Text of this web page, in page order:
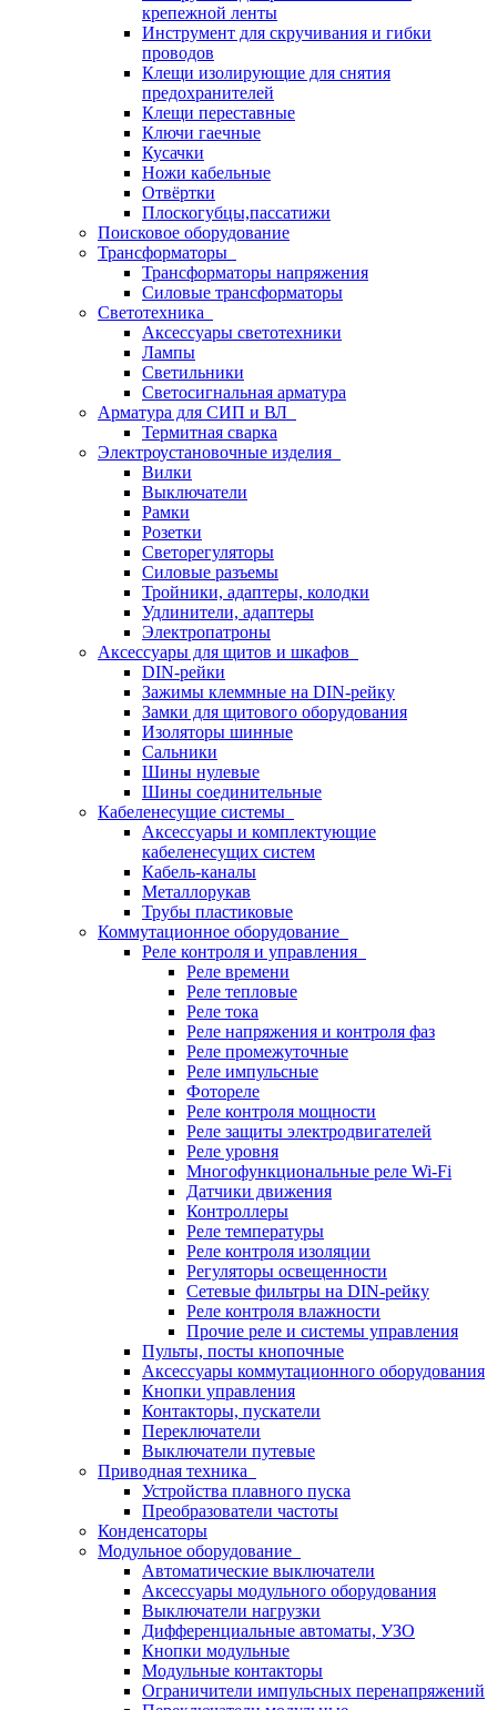
крепежной ленты
Инструмент для скручивания и гибки
проводов
Клещи изолирующие для снятия
предохранителей
Клещи переставные
Ключи гаечные
Кусачки
Ножи кабельные
Отвёртки
Плоскогубцы,пассатижи
Поисковое оборудование
Трансформаторы
Трансформаторы напряжения
Силовые трансформаторы
Светотехника
Аксессуары светотехники
Лампы
Светильники
Светосигнальная арматура
Арматура для СИП и ВЛ
Термитная сварка
Электроустановочные изделия
Вилки
Выключатели
Рамки
Розетки
Светорегуляторы
Силовые разъемы
Тройники, адаптеры, колодки
Удлинители, адаптеры
Электропатроны
Аксессуары для щитов и шкафов
DIN-рейки
Зажимы клеммные на DIN-рейку
Замки для щитового оборудования
Изоляторы шинные
Сальники
Шины нулевые
Шины соединительные
Кабеленесущие системы
Аксессуары и комплектующие
кабеленесущих систем
Кабель-каналы
Металлорукав
Трубы пластиковые
Коммутационное оборудование
Реле контроля и управления
Реле времени
Реле тепловые
Реле тока
Реле напряжения и контроля фаз
Реле промежуточные
Реле импульсные
Фотореле
Реле контроля мощности
Реле защиты электродвигателей
Реле уровня
Многофункциональные реле Wi-Fi
Датчики движения
Контроллеры
Реле температуры
Реле контроля изоляции
Регуляторы освещенности
Сетевые фильтры на DIN-рейку
Реле контроля влажности
Прочие реле и системы управления
Пульты, посты кнопочные
Аксессуары коммутационного оборудования
Кнопки управления
Контакторы, пускатели
Переключатели
Выключатели путевые
Приводная техника
Устройства плавного пуска
Преобразователи частоты
Конденсаторы
Модульное оборудование
Автоматические выключатели
Аксессуары модульного оборудования
Выключатели нагрузки
Дифференциальные автоматы, УЗО
Кнопки модульные
Модульные контакторы
Ограничители импульсных перенапряжений